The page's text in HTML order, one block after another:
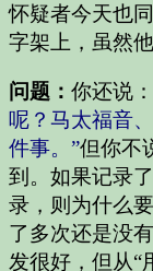
怀疑者今天也
字架上，虽然
问题： 你还说：
呢？马太福音
件事。”但你不
到。如果记录
录，则为什么
了多次还是没
发很好，但从“